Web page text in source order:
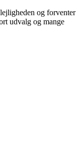
og forventer
udvalg og mange